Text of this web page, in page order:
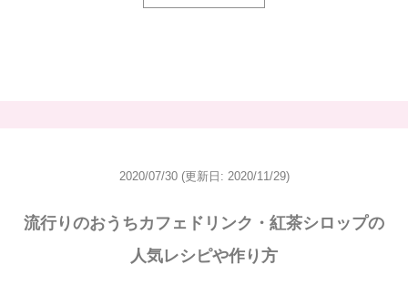
2020/07/30 (更新日: 2020/11/29)
流行りのおうちカフェドリンク・紅茶シロップの
人気レシピや作り方